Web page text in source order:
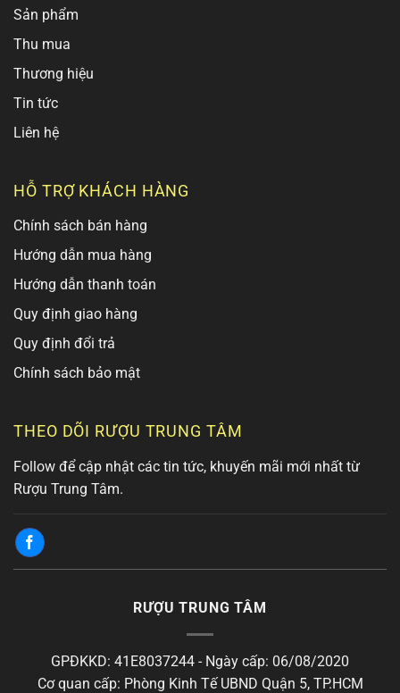
Sản phẩm
Thu mua
Thương hiệu
Tin tức
Liên hệ
HỖ TRỢ KHÁCH HÀNG
Chính sách bán hàng
Hướng dẫn mua hàng
Hướng dẫn thanh toán
Quy định giao hàng
Quy định đổi trả
Chính sách bảo mật
THEO DÕI RƯỢU TRUNG TÂM
Follow để cập nhật các tin tức, khuyến mãi mới nhất từ
Rượu Trung Tâm.
RƯỢU TRUNG TÂM
GPĐKKD: 41E8037244 - Ngày cấp: 06/08/2020
Cơ quan cấp: Phòng Kinh Tế UBND Quận 5, TP.HCM